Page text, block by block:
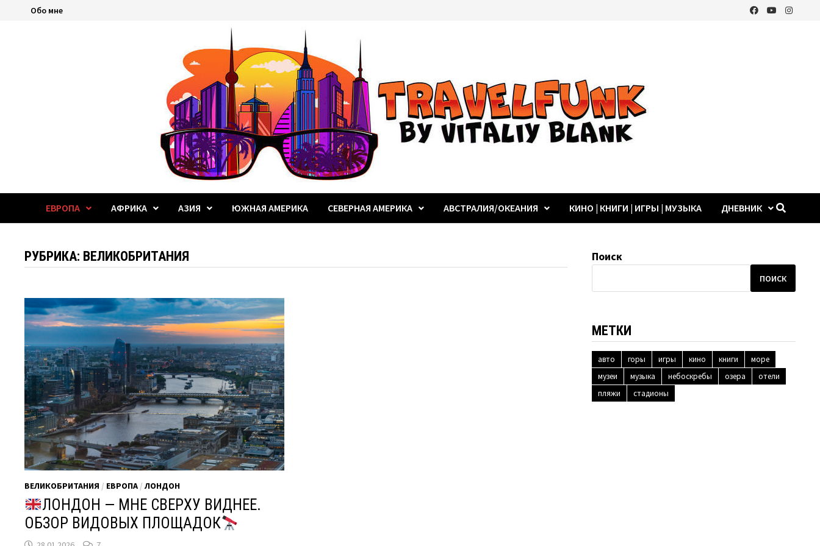
ПерейтиОбо мне
ЕВРОПА АФРИКА АЗИЯ ЮЖНАЯ АМЕРИКА СЕВЕРНАЯ АМЕРИКА АВСТРАЛИЯ/ОКЕАНИЯ КИНО | КНИГИ | ИГРЫ | МУЗЫКА ДНЕВНИК
РУБРИКА: ВЕЛИКОБРИТАНИЯ
ВЕЛИКОБРИТАНИЯ / ЕВРОПА /ЛОНДОН
ЛОНДОН — МНЕ СВЕРХУ ВИДНЕЕ.
ОБЗОР ВИДОВЫХ ПЛОЩАДОК
Поиск
ПОИСК
МЕТКИ
авто горы игры кино книги
море
музеи
музыка небоскребы озера
отели
пляжи
стадионы